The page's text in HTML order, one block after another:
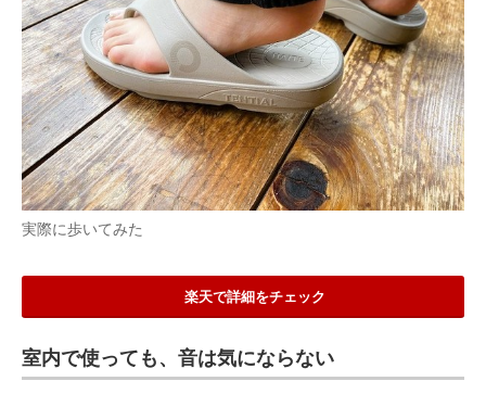
実際に歩いてみた
楽天で詳細をチェック
室内で使っても、音は気にならない